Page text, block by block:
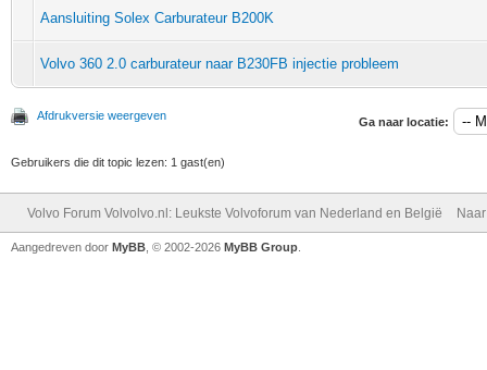
Aansluiting Solex Carburateur B200K
Volvo 360 2.0 carburateur naar B230FB injectie probleem
Afdrukversie weergeven Ga naar locatie:
Gebruikers die dit topic lezen: 1 gast(en)
Volvo Forum Volvolvo.nl: Leukste Volvoforum van Nederland en België
Aangedreven door MyBB , © 2002-2026 MyBB Group